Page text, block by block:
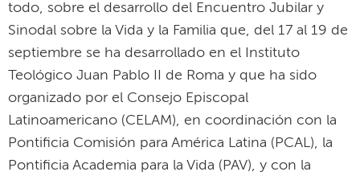
todo, sobre el desarrollo del Encuentro Jubilar y
Sinodal sobre la Vida y la Familia que, del 17 al 19 de
septiembre se ha desarrollado en el Instituto
Teológico Juan Pablo II de Roma y que ha sido
organizado por el Consejo Episcopal
Latinoamericano (CELAM), en coordinación con la
Pontificia Comisión para América Latina (PCAL), la
Pontificia Academia para la Vida (PAV), y con la